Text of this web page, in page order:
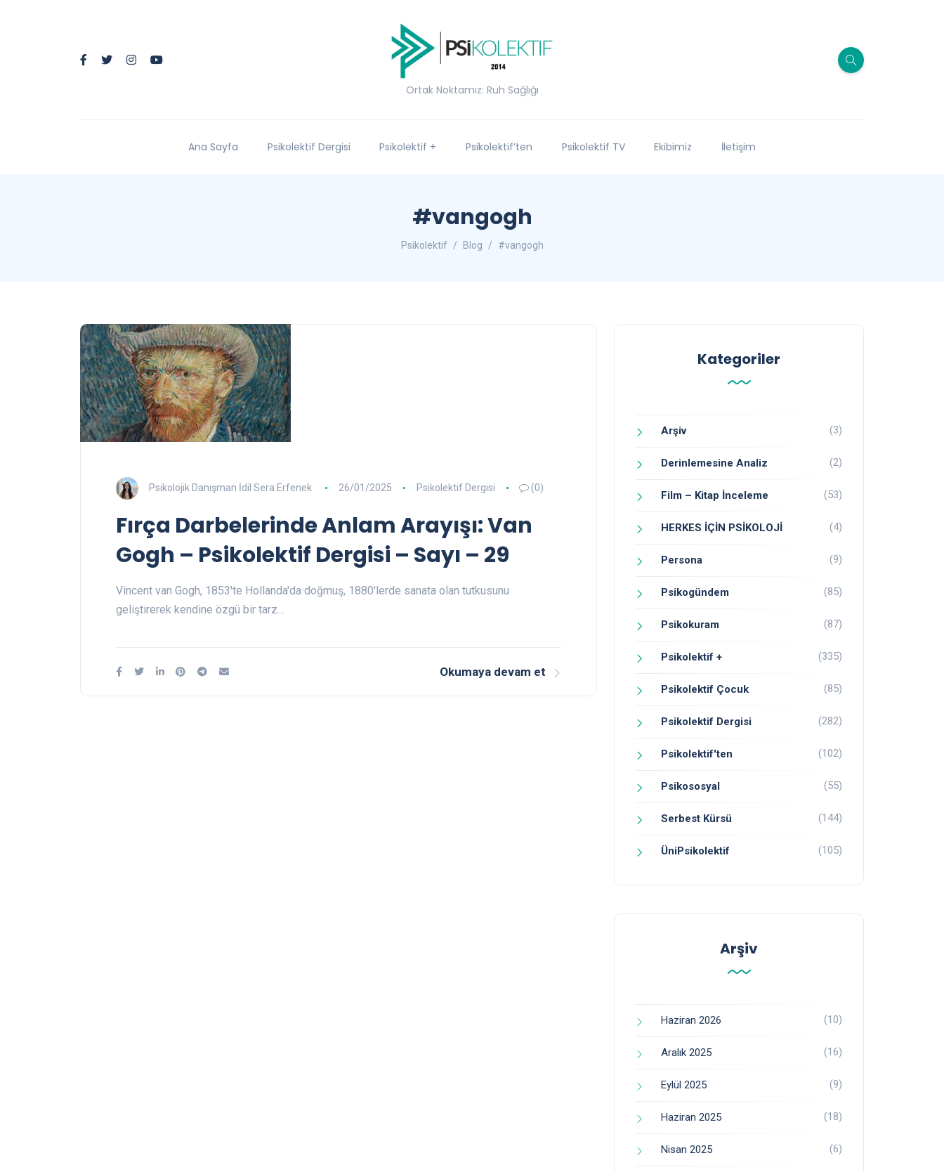
Ortak Noktamız: Ruh Sağlığı
Ana Sayfa Psikolektif Dergisi Psikolektif + Psikolektif’ten Psikolektif TV Ekibimiz İletişim
#vangogh
Psikolektif Blog #vangogh
Psikolojik Danışman İdil Sera Erfenek 26/01/2025 Psikolektif Dergisi (0)
Fırça Darbelerinde Anlam Arayışı: Van
Gogh – Psikolektif Dergisi – Sayı – 29
Vincent van Gogh, 1853'te Hollanda'da doğmuş, 1880'lerde sanata olan tutkusunu
geliştirerek kendine özgü bir tarz…
Okumaya devam et
Kategoriler
Arşiv (3)
Derinlemesine Analiz (2)
Film – Kitap İnceleme (53)
HERKES İÇİN PSİKOLOJİ (4)
Persona (9)
Psikogündem (85)
Psikokuram (87)
Psikolektif + (335)
Psikolektif Çocuk (85)
Psikolektif Dergisi (282)
Psikolektif'ten (102)
Psikososyal (55)
Serbest Kürsü (144)
ÜniPsikolektif (105)
Arşiv
Haziran 2026 (10)
Aralık 2025 (16)
Eylül 2025 (9)
Haziran 2025 (18)
Nisan 2025 (6)